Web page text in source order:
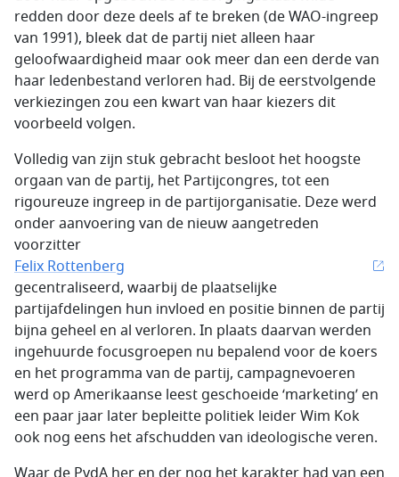
redden door deze deels af te breken (de WAO-ingreep
van 1991), bleek dat de partij niet alleen haar
geloofwaardigheid maar ook meer dan een derde van
haar ledenbestand verloren had. Bij de eerstvolgende
verkiezingen zou een kwart van haar kiezers dit
voorbeeld volgen.
Volledig van zijn stuk gebracht besloot het hoogste
orgaan van de partij, het Partijcongres, tot een
rigoureuze ingreep in de partijorganisatie. Deze werd
onder aanvoering van de nieuw aangetreden
voorzitter
Felix Rottenberg
gecentraliseerd, waarbij de plaatselijke
partijafdelingen hun invloed en positie binnen de partij
bijna geheel en al verloren. In plaats daarvan werden
ingehuurde focusgroepen nu bepalend voor de koers
en het programma van de partij, campagnevoeren
werd op Amerikaanse leest geschoeide ‘marketing’ en
een paar jaar later bepleitte politiek leider Wim Kok
ook nog eens het afschudden van ideologische veren.